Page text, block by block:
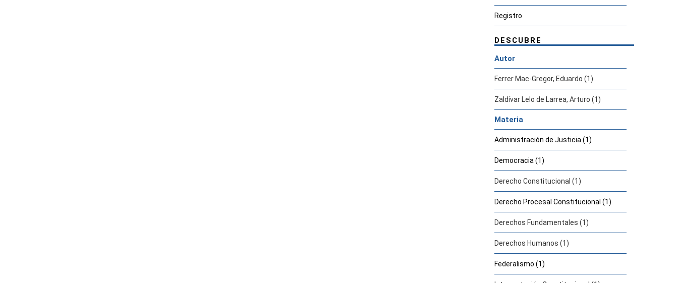
Registro
DESCUBRE
Autor
Ferrer Mac-Gregor, Eduardo (1)
Zaldívar Lelo de Larrea, Arturo (1)
Materia
Administración de Justicia (1)
Democracia (1)
Derecho Constitucional (1)
Derecho Procesal Constitucional (1)
Derechos Fundamentales (1)
Derechos Humanos (1)
Federalismo (1)